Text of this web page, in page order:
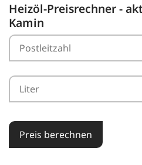
Heizöl-Preisrechner -
Kamin
Preis berechnen